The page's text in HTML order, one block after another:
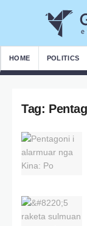
HOME POLITICS
Tag: